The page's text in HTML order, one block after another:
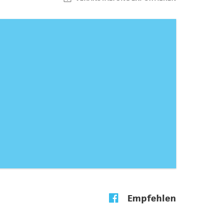
Empfehlen